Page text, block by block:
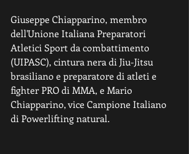
Giuseppe Chiapparino, membro
dell'Unione Italiana Preparatori
Atletici Sport da combattimento
(UIPASC), cintura nera di Jiu-Jitsu
brasiliano e preparatore di atleti e
fighter PRO di MMA, e Mario
Chiapparino, vice Campione Italiano
di Powerlifting natural.